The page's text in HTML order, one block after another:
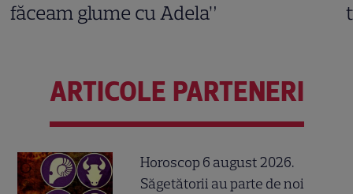
făceam glume cu Adela”
ARTICOLE PARTENERI
Horoscop 6 august 2026.
Săgetătorii au parte de noi